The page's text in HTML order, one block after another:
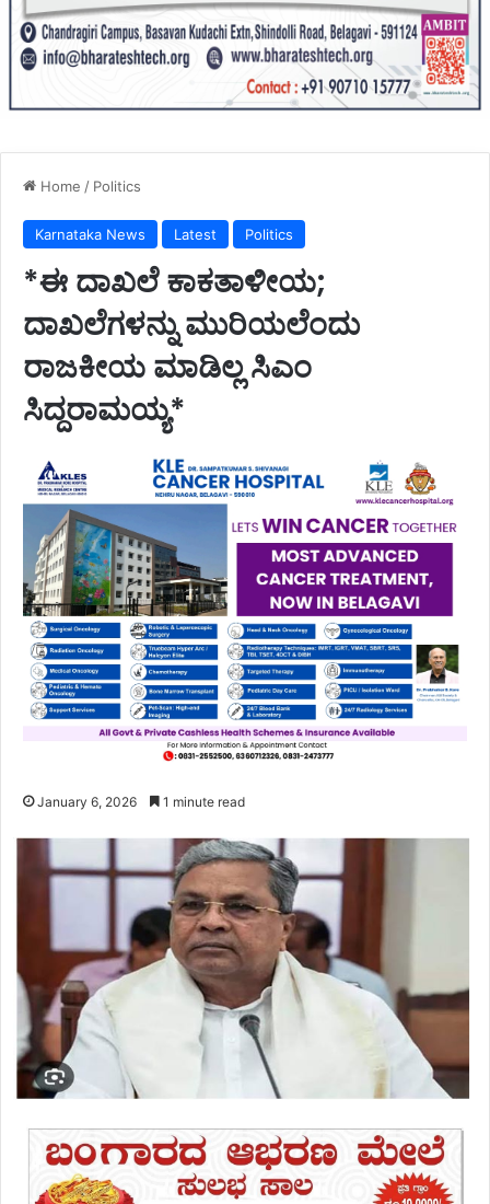
Home / Politics
Karnataka News Latest Politics
*ಈ ದಾಖಲೆ ಕಾಕತಾಳೀಯ;
ದಾಖಲೆಗಳನ್ನು ಮುರಿಯಲೆಂದು
ರಾಜಕೀಯ ಮಾಡಿಲ್ಲ ಸಿಎಂ
ಸಿದ್ದರಾಮಯ್ಯ*
January 6, 2026 1 minute read